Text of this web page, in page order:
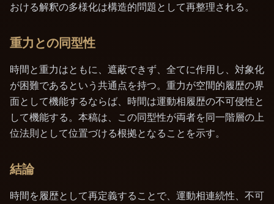
おける解釈の多様化は構造的問題として再整理される。
重力との同型性
時間と重力はともに、遮蔽できず、全てに作用し、対象化
が困難であるという共通点を持つ。重力が空間的履歴の界
面として機能するならば、時間は運動相履歴の不可侵性と
して機能する。本稿は、この同型性が両者を同一階層の上
位法則として位置づける根拠となることを示す。
結論
時間を履歴として再定義することで、運動相連続性、不可